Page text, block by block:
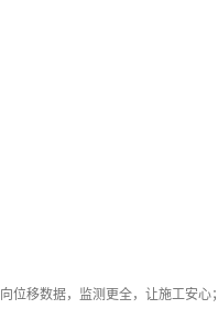
位移数据，监测更全，让施工安心；